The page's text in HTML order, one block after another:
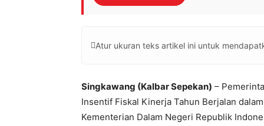
Atur ukuran teks artikel ini untuk
Singkawang (Kalbar Sepekan) –
Insentif Fiskal Kinerja Tahun Berjalan
Kementerian Dalam Negeri Republik